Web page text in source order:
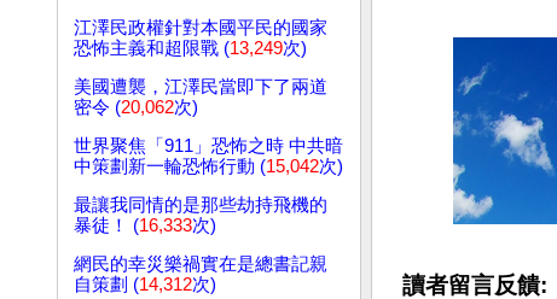
江澤民政權針對本國平民的國家
恐怖主義和超限戰 (13,249次)
美國遭襲，江澤民當即下了兩道
密令 (20,062次)
世界聚焦「911」恐怖之時 中共暗
中策劃新一輪恐怖行動 (15,042次)
最讓我同情的是那些劫持飛機的
暴徒！ (16,333次)
網民的幸災樂禍實在是總書記親
自策劃 (14,312次)
讀者留言反饋: